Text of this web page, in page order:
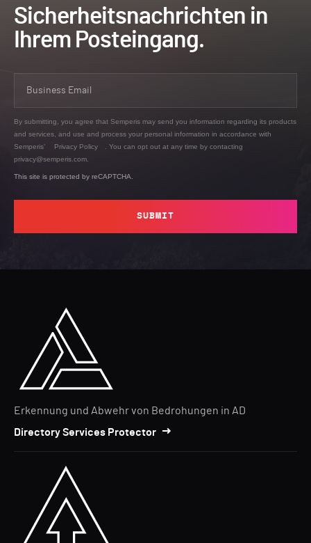
Sicherheitsnachrichten in
Ihrem Posteingang.
By submitting, you agree that Semperis may send you information regarding its products
and services, and use and process your personal information in accordance with
Semperis’
Privacy Policy
. You can opt out at any time by contacting
privacy@semperis.com.
This site is protected by reCAPTCHA.
SUBMIT
Erkennung und Abwehr von Bedrohungen in AD
Directory Services Protector